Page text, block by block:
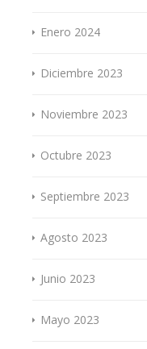
Enero 2024
Diciembre 2023
Noviembre 2023
Octubre 2023
Septiembre 2023
Agosto 2023
Junio 2023
Mayo 2023